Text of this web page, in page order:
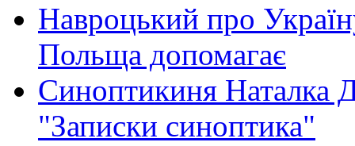
Навроцький про
Польща допомагає
Синоптикиня Наталка
"Записки синоптика"